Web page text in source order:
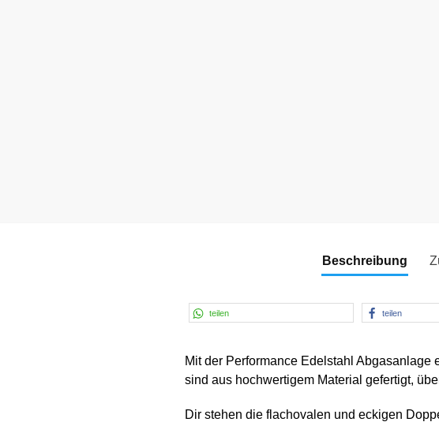
Beschreibung
teilen teilen
Mit der Performance Edelstahl
sind aus hochwertigem Material gefertigt,
Dir stehen die flachovalen und eckigen